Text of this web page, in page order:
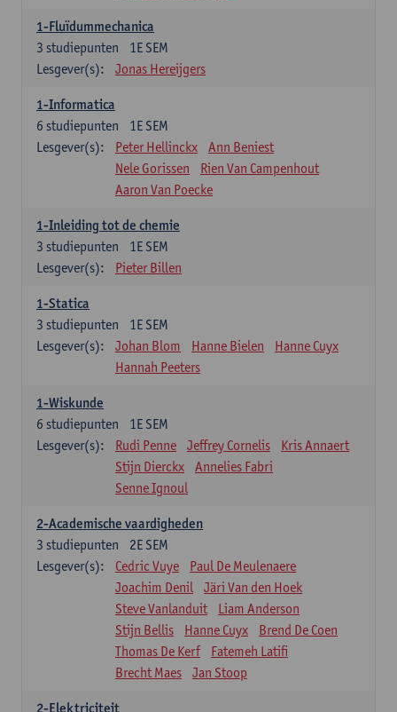
1-Fluïdummechanica
1E SEM
3 studiepunten
Lesgever(s):
Jonas Hereijgers
1-Informatica
1E SEM
6 studiepunten
Lesgever(s):
Peter Hellinckx
Ann Beniest
Nele Gorissen
Rien Van Campenhout
Aaron Van Poecke
1-Inleiding tot de chemie
1E SEM
3 studiepunten
Lesgever(s):
Pieter Billen
1-Statica
1E SEM
3 studiepunten
Lesgever(s):
Johan Blom Hanne Bielen
Hanne Cuyx
Hannah Peeters
1-Wiskunde
1E SEM
6 studiepunten
Lesgever(s):
Rudi Penne Jeffrey Cornelis
Kris Annaert
Stijn Dierckx
Annelies Fabri
Senne Ignoul
2-Academische vaardigheden
2E SEM
3 studiepunten
Lesgever(s):
Cedric Vuye
Paul De Meulenaere
Joachim Denil
Järi Van den Hoek
Steve Vanlanduit
Liam Anderson
Stijn Bellis
Hanne Cuyx
Brend De Coen
Thomas De Kerf
Fatemeh Latifi
Brecht Maes
Jan Stoop
2-Elektriciteit